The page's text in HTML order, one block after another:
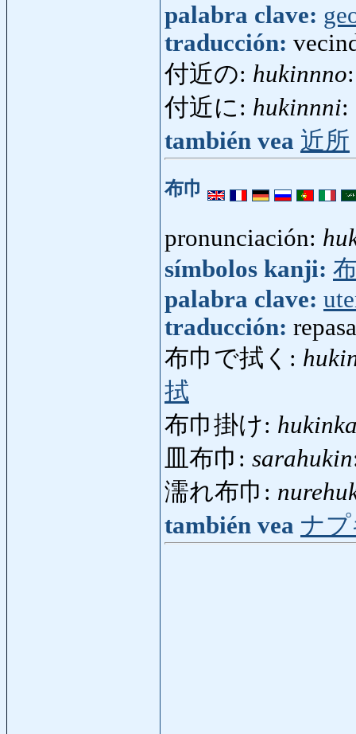
palabra clave:
traducción:
付近の: hukinnno
付近に: hukinnni:
también vea 近所
布巾
pronunciación:
símbolos kanji:
palabra clave:
traducción:
布巾で拭く:
拭
布巾掛け:
皿布巾: sarahukin
濡れ布巾:
también vea ナ